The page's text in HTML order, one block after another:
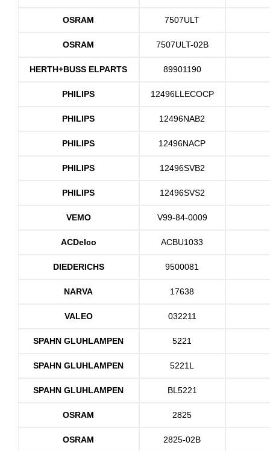
OSRAM 7507ULT
OSRAM 7507ULT-02B
HERTH+BUSS ELPARTS 89901190
PHILIPS 12496LLECOCP
PHILIPS 12496NAB2
PHILIPS 12496NACP
PHILIPS 12496SVB2
PHILIPS 12496SVS2
VEMO V99-84-0009
ACDelco ACBU1033
DIEDERICHS 9500081
NARVA 17638
VALEO 032211
SPAHN GLUHLAMPEN 5221
SPAHN GLUHLAMPEN 5221L
SPAHN GLUHLAMPEN BL5221
OSRAM 2825
OSRAM 2825-02B